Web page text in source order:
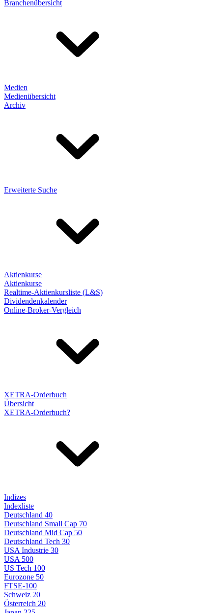
Branchenübersicht
Medien
Medienübersicht
Archiv
Erweiterte Suche
Aktienkurse
Aktienkurse
Realtime-Aktienkursliste (L&S)
Dividendenkalender
Online-Broker-Vergleich
XETRA-Orderbuch
Übersicht
XETRA-Orderbuch?
Indizes
Indexliste
Deutschland 40
Deutschland Small Cap 70
Deutschland Mid Cap 50
Deutschland Tech 30
USA Industrie 30
USA 500
US Tech 100
Eurozone 50
FTSE-100
Schweiz 20
Österreich 20